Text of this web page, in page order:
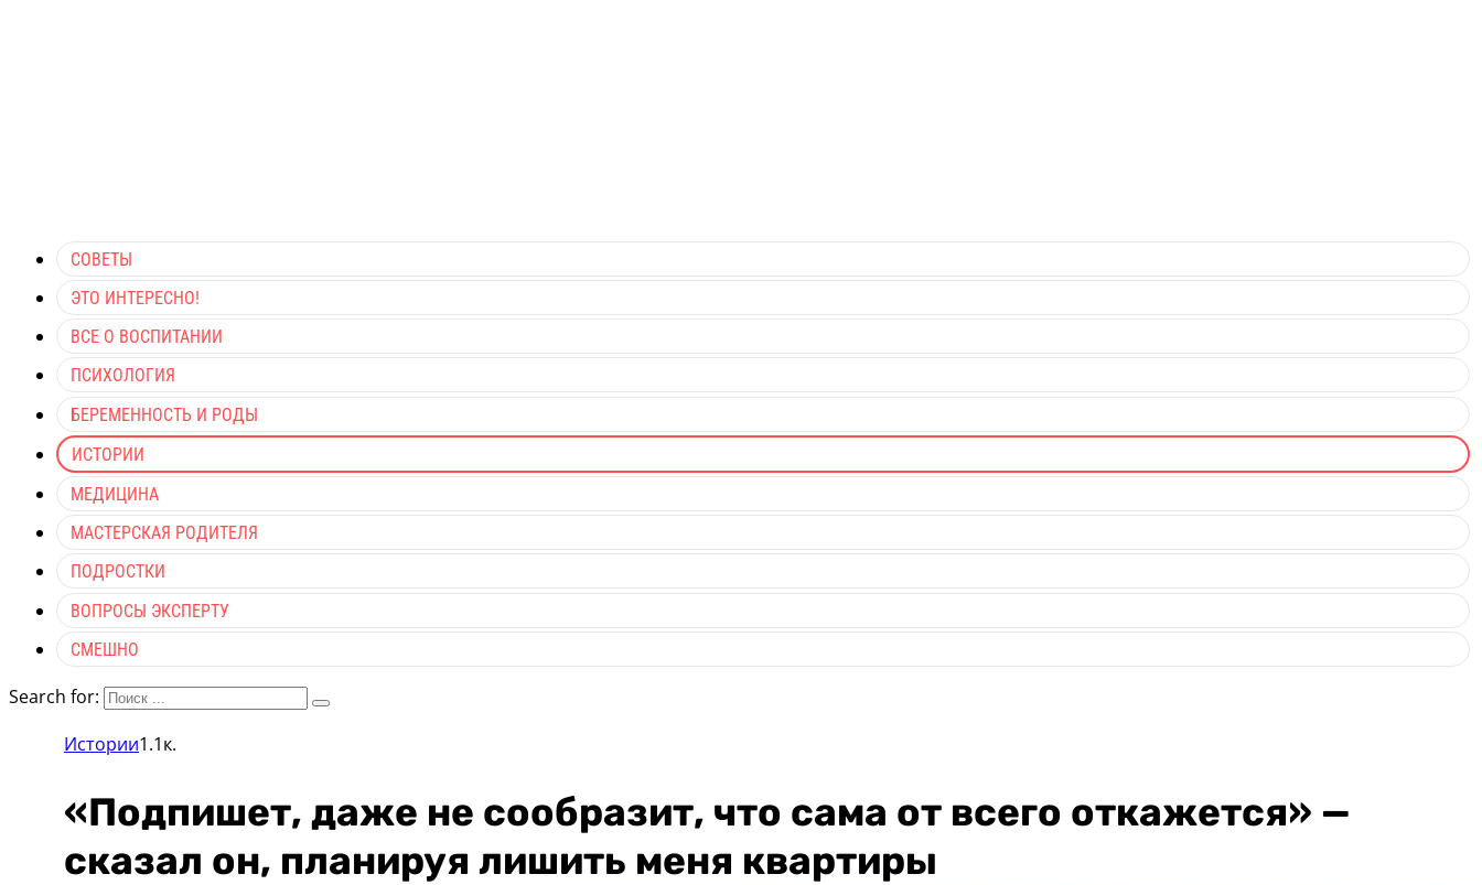
СОВЕТЫ
ЭТО ИНТЕРЕСНО!
ВСЕ О ВОСПИТАНИИ
ПСИХОЛОГИЯ
БЕРЕМЕННОСТЬ И РОДЫ
ИСТОРИИ
МЕДИЦИНА
МАСТЕРСКАЯ РОДИТЕЛЯ
ПОДРОСТКИ
ВОПРОСЫ ЭКСПЕРТУ
СМЕШНО
Search for:
Истории1.1к.
«Подпишет, даже не сообразит, что сама от всего откажется» —
сказал он, планируя лишить меня квартиры